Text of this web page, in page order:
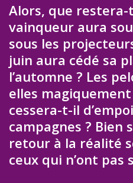
Alors, que
vainqueur aura
sous les
juin aura cédé sa
l’automne ? Les
elles magiquement
cessera-t-il
campagnes ? Bien
retour à la réalité
ceux qui n’ont pas